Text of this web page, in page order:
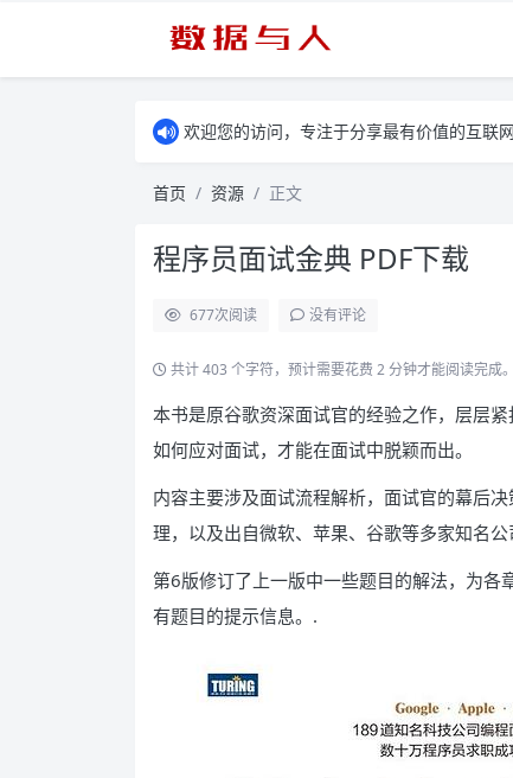
欢迎您的访问，专注于分享最有价值的互联网
首页 资源 正文
程序员面试金典 PDF下载
677次阅读 没有评论
共计 403 个字符，预计需要花费 2 分钟才能阅读完成。
本书是原谷歌资深面试官的经验之作，层层
如何应对面试，才能在面试中脱颖而出。
内容主要涉及面试流程解析，面试官的幕后
理，以及出自微软、苹果、谷歌等多家知名
第6版修订了上一版中一些题目的解法，为
有题目的提示信息。.